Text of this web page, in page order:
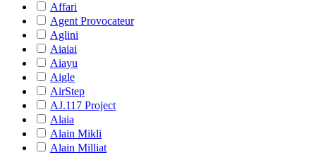
Affari
Agent Provocateur
Aglini
Aiaiai
Aiayu
Aigle
AirStep
AJ.117 Project
Alaia
Alain Mikli
Alain Milliat